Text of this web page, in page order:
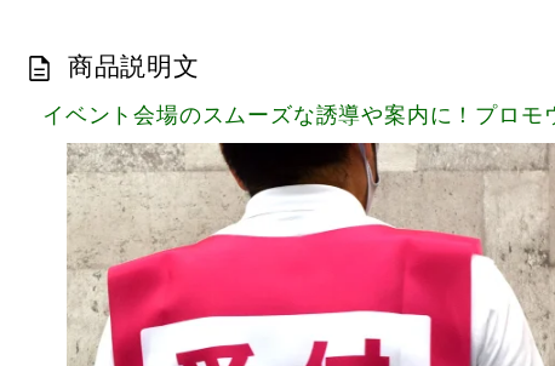
商品説明文
イベント会場のスムーズな誘導や案内に！プロモ